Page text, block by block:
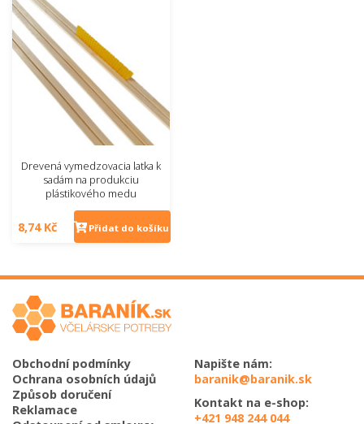
Drevená vymedzovacia latka k
sadám na produkciu
plástikového medu
8,74 Kč Přidat do košíku
Obchodní podmínky
Ochrana osobních údajů
Způsob doručení
Reklamace
Napište nám:
baranik@baranik.sk
Kontakt na e-shop:
+421 948 244 044